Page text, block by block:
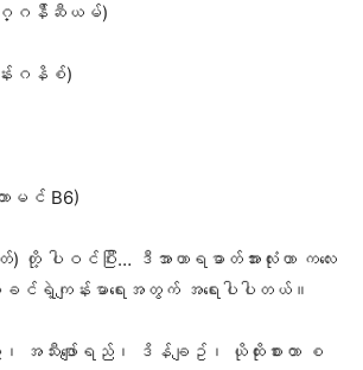
မဂ္ဂန်ီဆီယမ်)
န်းဂနိစ်)
ာမင် B6)
တို့ ပါဝင်ပြီး… ဒီအာဟာရဓာတ်အားလုံးဟာ ကလေး
ခင်ရဲ့ကျန်းမာရေးအတွက် အရေးပါပါတယ်။
အသီးဖျော်ရည်၊ ဒိန်ချဥ်၊ ယိုထိုးစားတာ စ